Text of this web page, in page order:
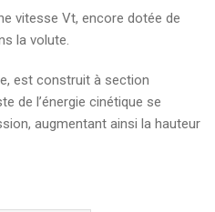
vitesse Vt, encore dotée de
la volute.
est construit à section
de l’énergie cinétique se
augmentant ainsi la hauteur